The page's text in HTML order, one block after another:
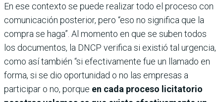
En ese contexto se puede realizar todo el proceso con
comunicación posterior, pero “eso no significa que la
compra se haga”. Al momento en que se suben todos
los documentos, la DNCP verifica si existió tal urgencia,
como así también “si efectivamente fue un llamado en
forma, si se dio oportunidad o no las empresas a
participar o no, porque en cada proceso licitatorio